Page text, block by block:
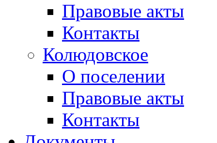
Правовые акты
Контакты
Колюдовское
О поселении
Правовые акты
Контакты